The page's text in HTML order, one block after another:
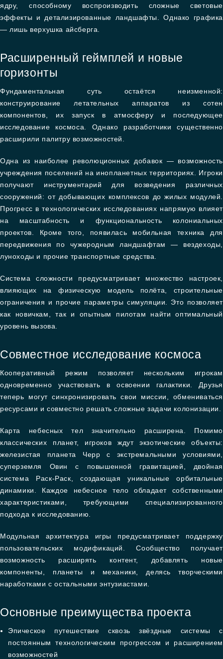
ядру, способному воспроизводить сложные световые
эффекты и детализированные ландшафты. Однако графика
— лишь верхушка айсберга.
Расширенный геймплей и новые
горизонты
Фундаментальная суть остаётся неизменной:
конструирование летательных аппаратов из сотен
компонентов, их запуск в атмосферу и последующее
исследование космоса. Однако разработчики существенно
расширили палитру возможностей.
Одна из наиболее революционных добавок — возможность
учреждения поселений на инопланетных территориях. Игроки
получают инструментарий для возведения различных
сооружений: от добывающих комплексов до жилых модулей.
Прогресс в технологических исследованиях напрямую влияет
на масштабность и функциональность колониальных
проектов. Кроме того, появилась мобильная техника для
передвижения по чужеродным ландшафтам — вездеходы,
луноходы и прочие транспортные средства.
Система сложности предусматривает множество настроек,
влияющих на физическую модель полёта, строительные
ограничения и прочие параметры симуляции. Это позволяет
как новичкам, так и опытным пилотам найти оптимальный
уровень вызова.
Совместное исследование космоса
Кооперативный режим позволяет нескольким игрокам
одновременно участвовать в освоении галактики. Друзья
теперь могут синхронизировать свои миссии, обмениваться
ресурсами и совместно решать сложные задачи колонизации.
Карта небесных тел значительно расширена. Помимо
классических планет, игроков ждут экзотические объекты:
железистая планета Черр с экстремальными условиями,
суперземля Овин с повышенной гравитацией, двойная
система Раск-Раск, создающая уникальные орбитальные
динамики. Каждое небесное тело обладает собственными
характеристиками, требующими специализированного
подхода к исследованию.
Модульная архитектура игры предусматривает поддержку
пользовательских модификаций. Сообщество получает
возможность расширять контент, добавлять новые
компоненты, планеты и механики, делясь творческими
наработками с остальными энтузиастами.
Основные преимущества проекта
Эпическое путешествие сквозь звёздные системы с
постоянным технологическим прогрессом и расширением
возможностей